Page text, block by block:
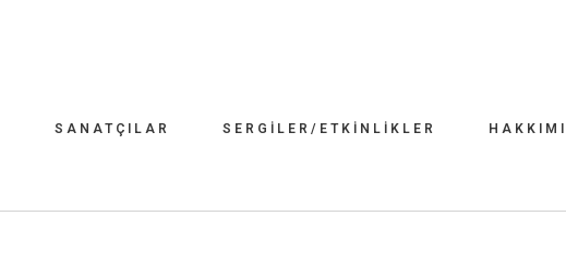
SANATÇILAR SERGILER/ETKINLIKLER